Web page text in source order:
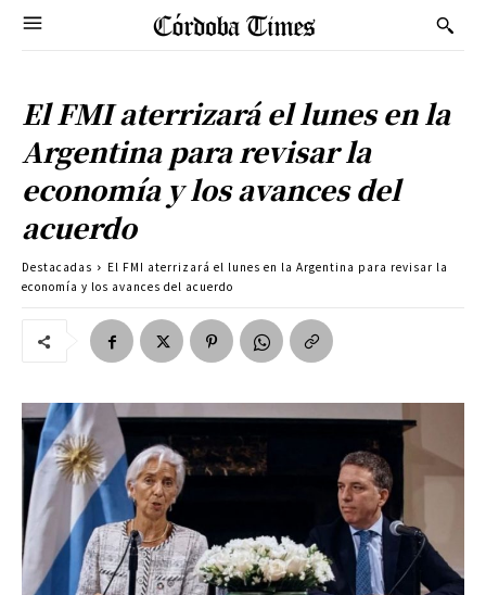
El FMI aterrizará el lunes en la
Argentina para revisar la
economía y los avances del
acuerdo
Destacadas
El FMI aterrizará el lunes en la Argentina para revisar la
economía y los avances del acuerdo